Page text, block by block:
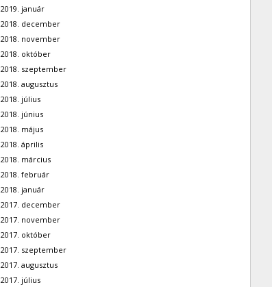
2019. január
2018. december
2018. november
2018. október
2018. szeptember
2018. augusztus
2018. július
2018. június
2018. május
2018. április
2018. március
2018. február
2018. január
2017. december
2017. november
2017. október
2017. szeptember
2017. augusztus
2017. július